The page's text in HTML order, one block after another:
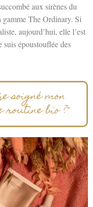
aux sirènes du
gamme The Ordinary. Si
aujourd’hui, elle l’est
époustouflée des
soigné mon
routine bio ?"